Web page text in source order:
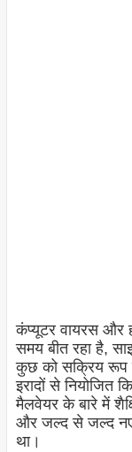
कंप्यूटर वायरस और
समय बीत रहा है,
कुछ को सक्रिय रूप से
इरादों से नियोजित
मैलवेयर के बारे में
और जल्द से जल्द नए
था।